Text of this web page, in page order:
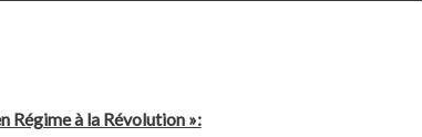
Régime à la Révolution »: